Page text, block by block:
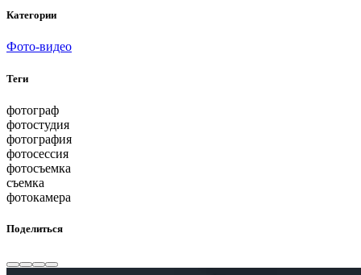
Категории
Фото-видео
Теги
фотограф
фотостудия
фотография
фотосессия
фотосъемка
съемка
фотокамера
Поделиться